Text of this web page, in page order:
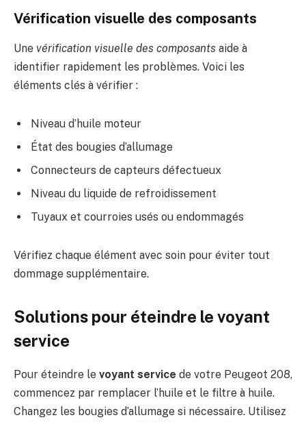
Vérification visuelle des composants
Une vérification visuelle des composants aide à
identifier rapidement les problèmes. Voici les
éléments clés à vérifier :
Niveau d’huile moteur
État des bougies d’allumage
Connecteurs de capteurs défectueux
Niveau du liquide de refroidissement
Tuyaux et courroies usés ou endommagés
Vérifiez chaque élément avec soin pour éviter tout
dommage supplémentaire.
Solutions pour éteindre le voyant
service
Pour éteindre le voyant service de votre Peugeot 208,
commencez par remplacer l’huile et le filtre à huile.
Changez les bougies d’allumage si nécessaire. Utilisez